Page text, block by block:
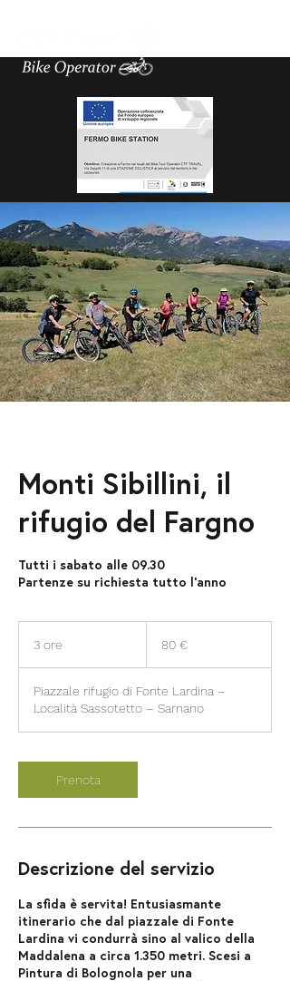
Monti Sibillini, il
rifugio del Fargno
Tutti i sabato alle 09.30
Partenze su richiesta tutto l'anno
3 ore
e
80 €
Piazzale rifugio di Fonte Lardina –
Località Sassotetto – Sarnano
Prenota
Descrizione del servizio
La sfida è servita! Entusiasmante
itinerario che dal piazzale di Fonte
Lardina vi condurrà sino al valico della
Maddalena a circa 1.350 metri. Scesi a
Pintura di Bolognola per una